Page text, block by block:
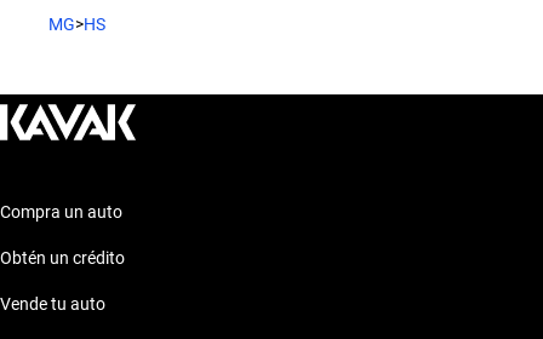
MG>HS
Compra un auto
Obtén un crédito
Vende tu auto